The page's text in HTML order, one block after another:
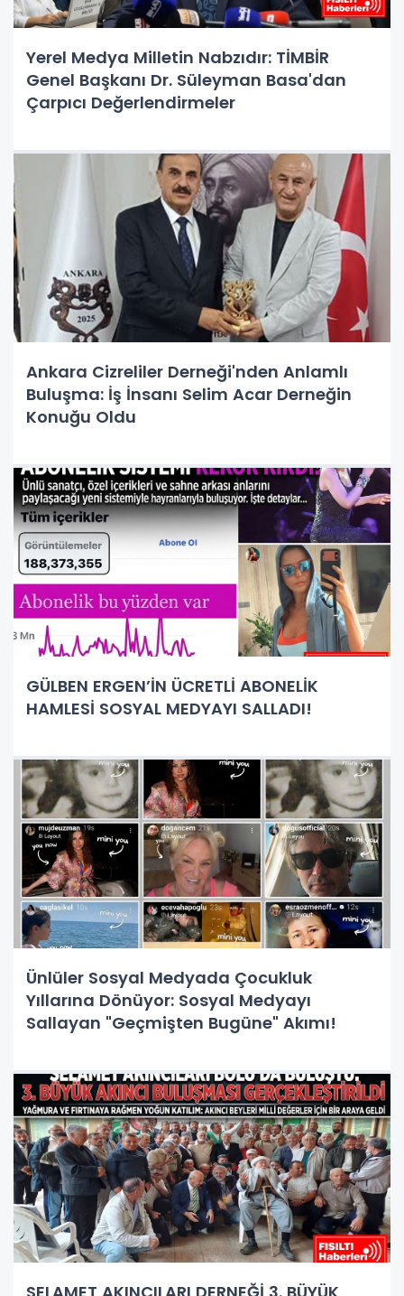
Yerel Medya Milletin Nabzıdır: TİMBİR
Genel Başkanı Dr. Süleyman Basa'dan
Çarpıcı Değerlendirmeler
Ankara Cizreliler Derneği'nden Anlamlı
Buluşma: İş İnsanı Selim Acar Derneğin
Konuğu Oldu
GÜLBEN ERGEN’İN ÜCRETLİ ABONELİK
HAMLESİ SOSYAL MEDYAYI SALLADI!
Ünlüler Sosyal Medyada Çocukluk
Yıllarına Dönüyor: Sosyal Medyayı
Sallayan "Geçmişten Bugüne" Akımı!
SELAMET AKINCILARI DERNEĞİ 3. BÜYÜK